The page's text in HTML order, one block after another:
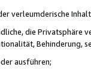
verleumderische
die Privatsphäre
Behinderung,
ausführen;